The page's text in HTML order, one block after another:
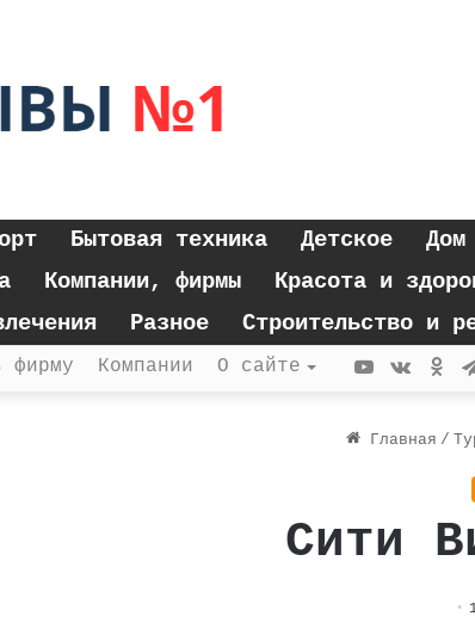
Бытовая техника Детское Дом
Компании, фирмы Красота и
Разное Строительство и
фирму Компании О сайте YouTube
Главная /
Сити